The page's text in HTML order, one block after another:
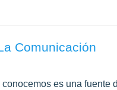
Comunicación
es una